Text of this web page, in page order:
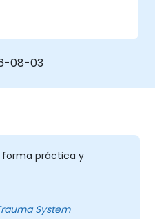
utilizando Web API
de la
Página Única (SPA)
08-03
práctica y
Trauma System